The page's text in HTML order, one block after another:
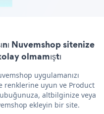
Nuvemshop sitenize
olmamıştı
uygulamanızı
uyun ve Product
altbilginize veya
ekleyin bir site.